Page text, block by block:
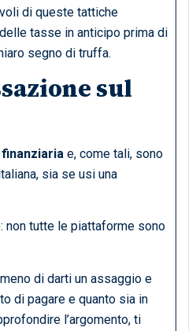
di queste tattiche
tasse in anticipo prima di
segno di truffa.
sul
e, come tali, sono
sia se usi una
non tutte le piattaforme sono
di darti un assaggio e
di pagare e quanto sia in
l’argomento, ti